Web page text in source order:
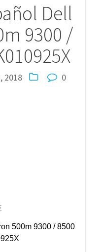
Dell
9300 /
2018 0
500m 9300 / 8500